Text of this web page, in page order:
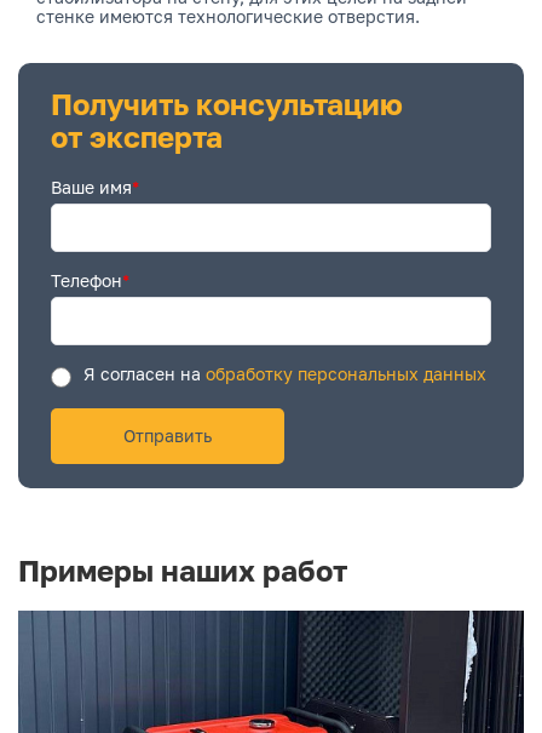
стенке имеются технологические отверстия.
Получить консультацию
от эксперта
Ваше имя*
Телефон*
Я согласен на обработку персональных данных
Примеры наших работ